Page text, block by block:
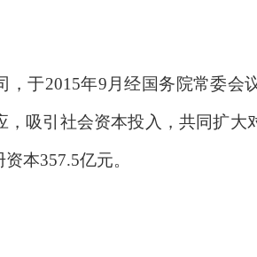
，于2015年9月经国务院常委会
吸引社会资本投入，共同扩大
本357.5亿元。